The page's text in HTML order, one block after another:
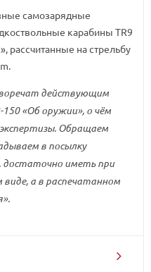
самозарядные
карабины TR9
рассчитанные на стрельбу
действующим
«Об оружии», о чём
Обращаем
в посылку
достаточно иметь при
виде, а в распечатанном